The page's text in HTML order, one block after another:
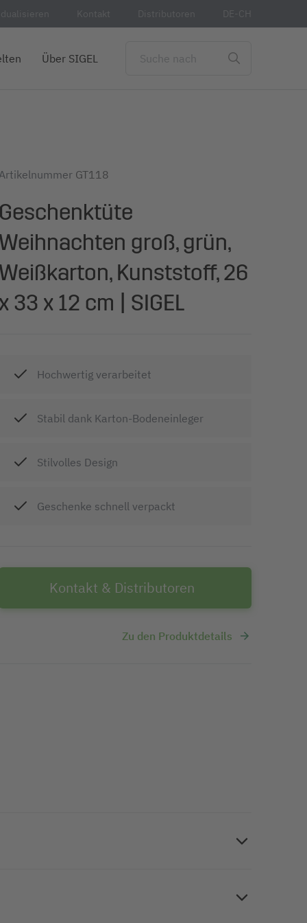
Kontakt Distributoren DE-CH
Über SIGEL
GT118
groß, grün,
Kunststoff, 26
33 x 12 cm | SIGEL
Hochwertig verarbeitet
Stabil dank Karton-Bodeneinleger
Stilvolles Design
Geschenke schnell verpackt
Kontakt & Distributoren
Zu den Produktdetails